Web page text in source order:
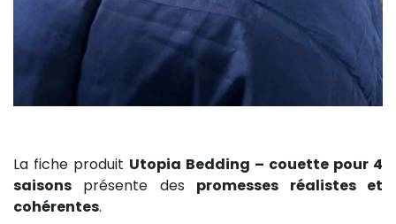
La fiche produit Utopia Bedding – couette pour 4
saisons présente des promesses réalistes et
cohérentes.